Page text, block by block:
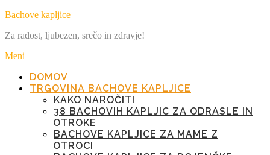
Preskoči
vsebino
Bachove kapljice
Za radost, ljubezen, srečo in zdravje!
Meni
DOMOV
TRGOVINA BACHOVE KAPLJICE
KAKO NAROČITI
38 BACHOVIH KAPLJIC ZA ODRASLE IN
OTROKE
BACHOVE KAPLJICE ZA MAME Z
OTROCI